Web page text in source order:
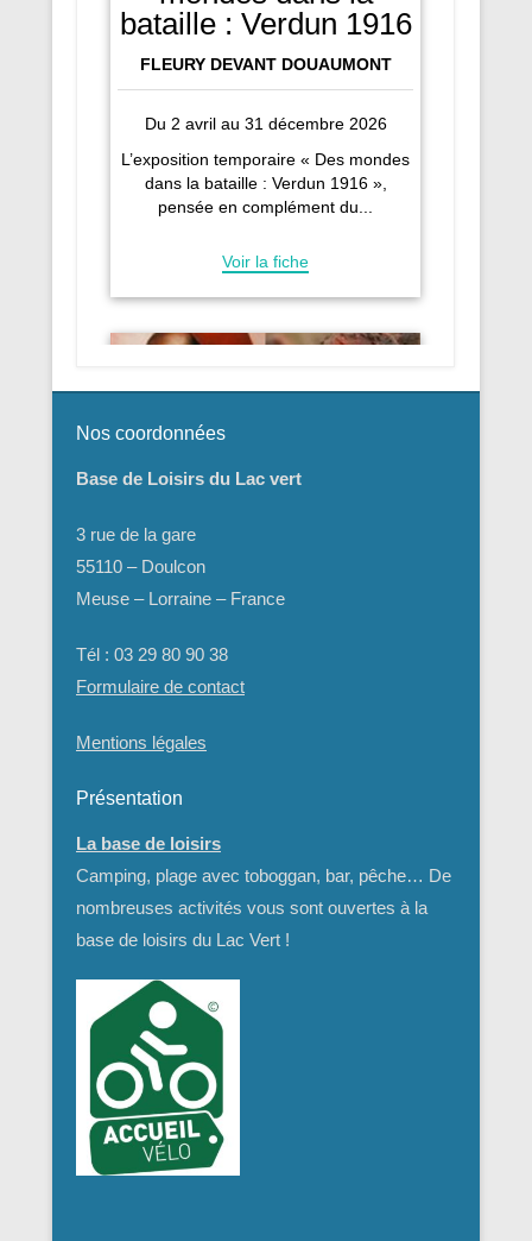
Nos coordonnées
Base de Loisirs du Lac vert
3 rue de la gare
55110 – Doulcon
Meuse – Lorraine – France
Tél : 03 29 80 90 38
Formulaire de contact
Mentions légales
Présentation
La base de loisirs
Camping, plage avec toboggan, bar, pêche… De
nombreuses activités vous sont ouvertes à la
base de loisirs du Lac Vert !